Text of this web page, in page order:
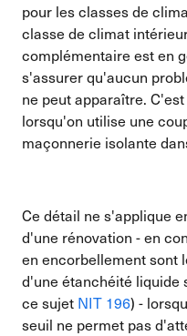
pour les classes de
classe de climat
complémentaire est en
s'assurer qu'aucun
ne peut apparaître.
lorsqu'on utilise une
maçonnerie isolante
Ce détail ne s'applique
d'une rénovation - en
en encorbellement sont
d'une étanchéité liquide
ce sujet NIT 196) -
seuil ne permet pas